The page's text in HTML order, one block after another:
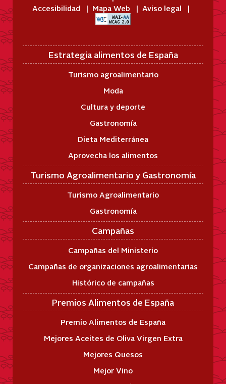
Accesibilidad Mapa Web Aviso legal
Estrategia alimentos de España
Turismo agroalimentario
Moda
Cultura y deporte
Gastronomía
Dieta Mediterránea
Aprovecha los alimentos
Turismo Agroalimentario y Gastronomía
Turismo Agroalimentario
Gastronomía
Campañas
Campañas del Ministerio
Campañas de organizaciones agroalimentarias
Histórico de campañas
Premios Alimentos de España
Premio Alimentos de España
Mejores Aceites de Oliva Virgen Extra
Mejores Quesos
Mejor Vino